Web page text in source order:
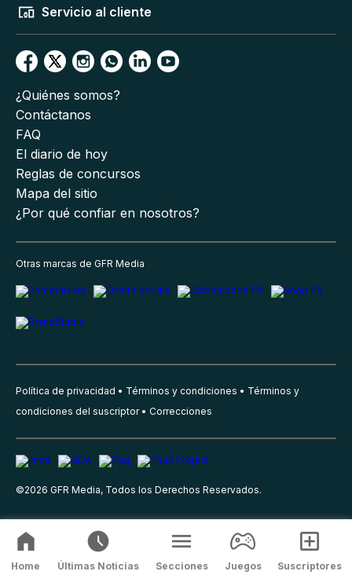
Servicio al cliente
¿Quiénes somos?
Contáctanos
FAQ
El diario de hoy
Reglas de concursos
Mapa del sitio
¿Por qué confiar en nosotros?
Otras marcas de GFR Media
Política de privacidad Términos y condiciones
Términos y
condiciones del suscriptor
Correcciones
©2026 GFR Media, Todos los Derechos Reservados.
Home Últimas Noticias Secciones Juegos Suscriptores